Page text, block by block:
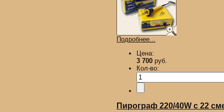
Подробнее...
Цена:
3 700 руб.
Кол-во:
Пирограф 220/40W с 22